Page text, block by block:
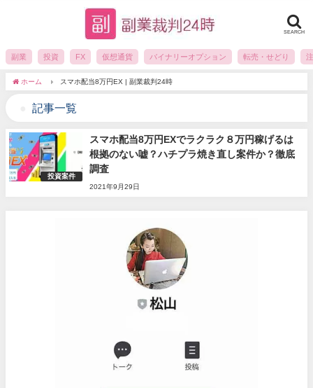
SEARCH
副業 投資 FX 仮想通貨 バイナリーオプション 転売・せどり
ホーム スマホ配当8万円EX | 副業裁判24時
記事一覧
投資案件
スマホ配当8万円EXでラクラク８万円稼げるは
根拠のない嘘？ハチプラ焼き直し案件か？徹底
調査
2021年9月29日